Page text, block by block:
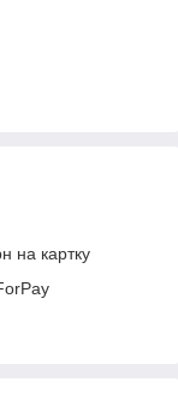
на картку